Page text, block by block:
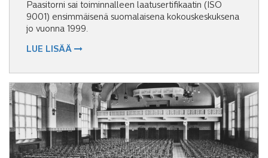
Paasitorni sai toiminnalleen laatusertifikaatin (ISO
9001) ensimmäisenä suomalaisena kokouskeskuksena
jo vuonna 1999.
LUE LISÄÄ